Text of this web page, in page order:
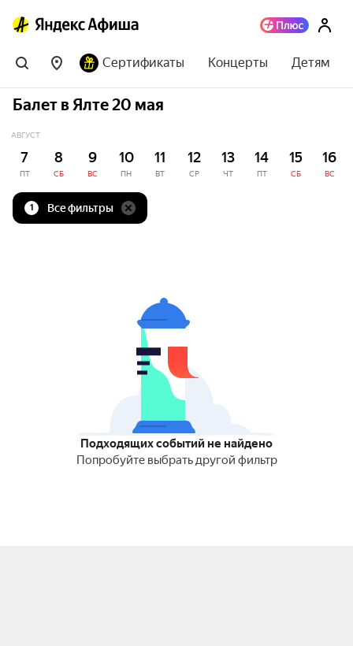
Сертификаты Концерты Детям
Балет в Ялте 20 мая
АВГУСТ
7
ПТ
8
СБ
9
ВС
10
ПН
11
ВТ
12
СР
13
ЧТ
14
ПТ
15
СБ
16
ВС
1 Все фильтры
Подходящих событий не найдено
Попробуйте выбрать другой фильтр